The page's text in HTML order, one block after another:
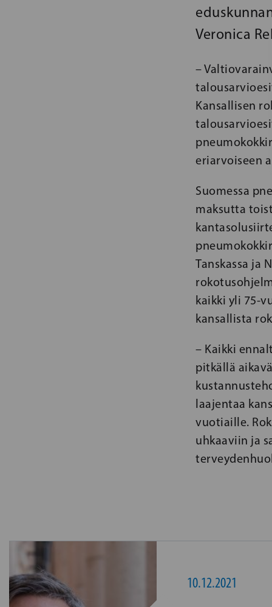
Veronica
–
Kansallisen
eriarvoiseen
Suomessa
maksutta
Tanskassa ja
kaikki yli 75-
kansallista
– Kaikki
pitkällä
laajentaa
vuotiaille.
uhkaaviin ja
10.12.2021